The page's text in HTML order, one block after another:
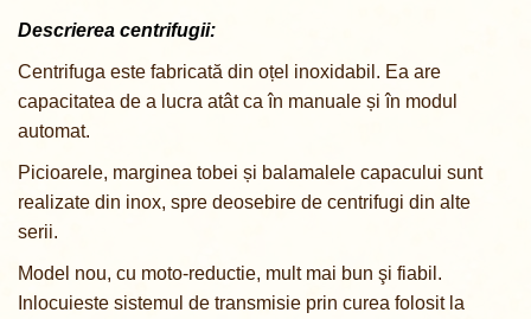
Descrierea centrifugii:
Centrifuga este fabricată din oțel inoxidabil. Ea are
capacitatea de a lucra atât ca în manuale și în modul
automat.
Picioarele, marginea tobei și balamalele capacului sunt
realizate din inox, spre deosebire de centrifugi din alte
serii.
Model nou, cu moto-reductie, mult mai bun şi fiabil.
Inlocuieste sistemul de transmisie prin curea folosit la